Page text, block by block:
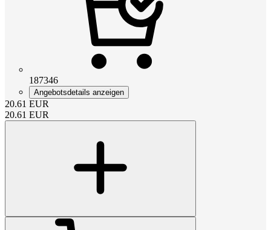
187346
Angebotsdetails anzeigen
20.61 EUR
20.61 EUR